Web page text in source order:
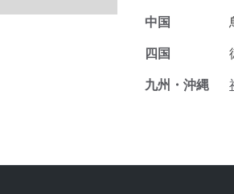
中国
四国
九州・沖縄